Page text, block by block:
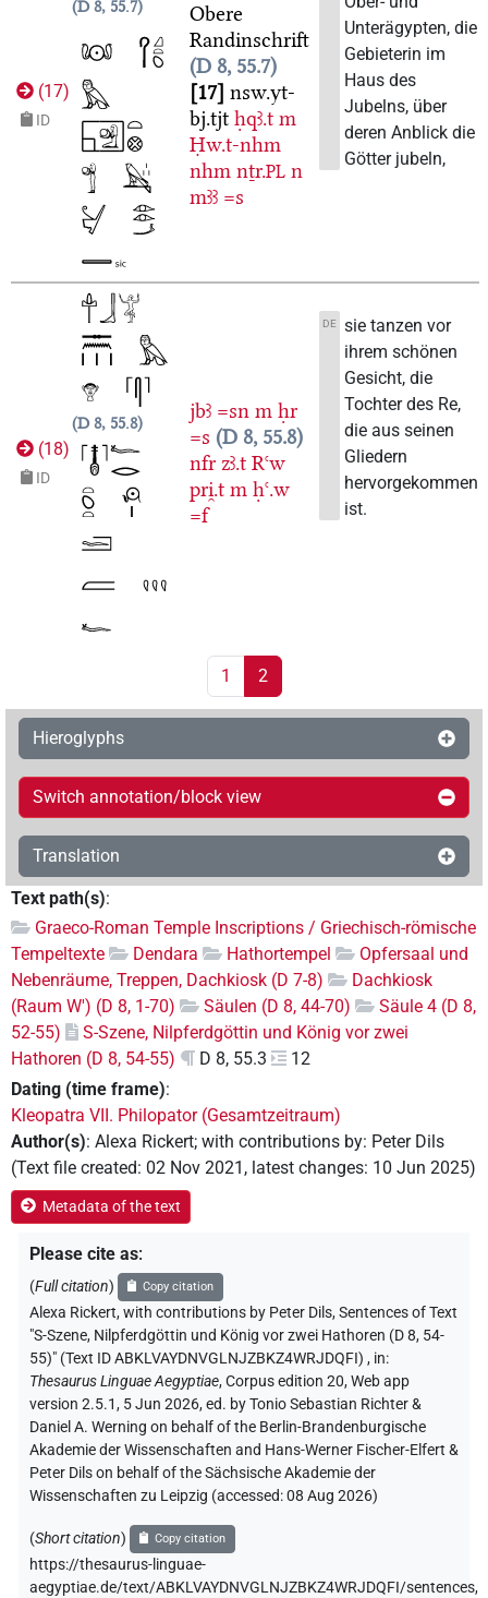
(17)
ID
D 8, 55.7
Obere
Randinschrift
D 8, 55.7
17 nsw.yt-
bj.tjt ḥqꜣ.t m
Ḥw.t-nhm
nhm nṯr.PL n
mꜣꜣ =s
Unterägypten, die
Gebieterin im
Haus des
Jubelns, über
deren Anblick die
Götter jubeln,
(18)
ID
D 8, 55.8
jbꜣ =sn m ḥr
=s D 8, 55.8
nfr zꜣ.t Rꜥw
pri̯.t m ḥꜥ.w
=f
DE sie tanzen vor
ihrem schönen
Gesicht, die
Tochter des Re,
die aus seinen
Gliedern
hervorgekommen
ist.
1 2
Hieroglyphs
Switch annotation/block view
Translation
Text path(s):
Graeco-Roman Temple Inscriptions / Griechisch-römische
Tempeltexte
Dendara Hathortempel
Opfersaal und
Nebenräume, Treppen, Dachkiosk (D 7-8)
Dachkiosk
(Raum W') (D 8, 1-70)
Säulen (D 8, 44-70)
Säule 4 (D 8,
52-55)
S-Szene, Nilpferdgöttin und König vor zwei
Hathoren (D 8, 54-55)
D 8, 55.3
12
Dating (time frame):
Kleopatra VII. Philopator (Gesamtzeitraum)
Author(s): Alexa Rickert; with contributions by: Peter Dils
(Text file created: 02 Nov 2021 , latest changes: 10 Jun 2025)
Metadata of the text
Please cite as:
(Full citation) Copy citation
Alexa Rickert,with contributions by Peter Dils,Sentences of Text
"S-Szene, Nilpferdgöttin und König vor zwei Hathoren (D 8, 54-
55)" (Text ID ABKLVAYDNVGLNJZBKZ4WRJDQFI) , in:
Thesaurus Linguae Aegyptiae,Corpus edition 20, Web app
version 2.5.1, 5 Jun 2026, ed. by Tonio Sebastian Richter &
Daniel A. Werning on behalf of the Berlin-Brandenburgische
Akademie der Wissenschaften and Hans-Werner Fischer-Elfert &
Peter Dils on behalf of the Sächsische Akademie der
Wissenschaften zu Leipzig (accessed:08 Aug 2026)
(Short citation) Copy citation
https://thesaurus-linguae-
aegyptiae.de/text/ABKLVAYDNVGLNJZBKZ4WRJDQFI/sentences,